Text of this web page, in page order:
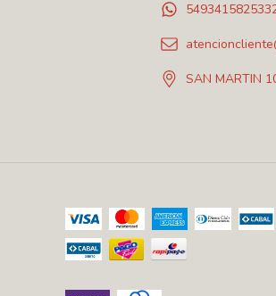
SAN MARTIN